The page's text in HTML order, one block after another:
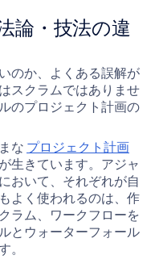
論・技法の違
のか、よくある誤解が
スクラムではありませ
のプロジェクト計画の
な プロジェクト計画
生きています。アジャ
おいて、それぞれが自
よく使われるのは、作
ラム、ワークフローを
とウォーターフォール
。